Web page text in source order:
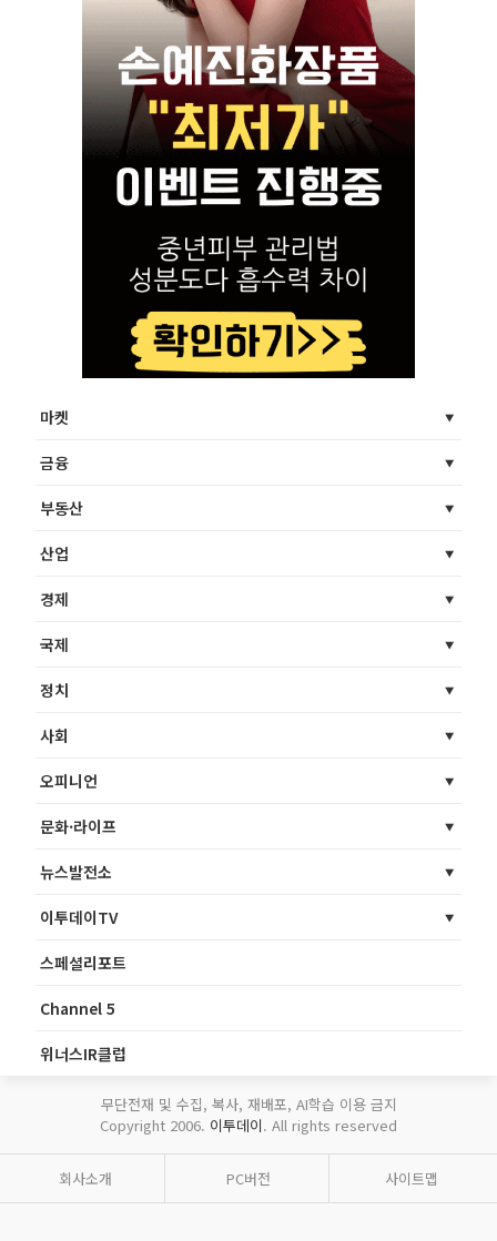
마켓
금융
부동산
산업
경제
국제
정치
사회
오피니언
문화·라이프
뉴스발전소
이투데이TV
스페셜리포트
Channel 5
위너스IR클럽
무단전재 및 수집, 복사, 재배포, AI학습 이용 금지
Copyright 2006. 이투데이. All rights reserved
회사소개 PC버전 사이트맵